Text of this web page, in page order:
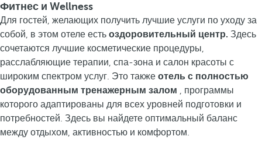
Фитнес и Wellness
Для гостей, желающих получить лучшие услуги по уходу за
собой, в этом отеле есть оздоровительный центр. Здесь
сочетаются лучшие косметические процедуры,
расслабляющие терапии, спа-зона и салон красоты с
широким спектром услуг. Это также отель с полностью
оборудованным тренажерным залом , программы
которого адаптированы для всех уровней подготовки и
потребностей. Здесь вы найдете оптимальный баланс
между отдыхом, активностью и комфортом.